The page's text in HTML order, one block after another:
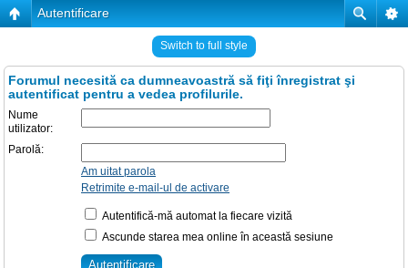
Autentificare
Switch to full style
Forumul necesită ca dumneavoastră să fiţi înregistrat şi
autentificat pentru a vedea profilurile.
Nume
utilizator:
Parolă:
Am uitat parola
Retrimite e-mail-ul de activare
Autentifică-mă automat la fiecare vizită
Ascunde starea mea online în această sesiune